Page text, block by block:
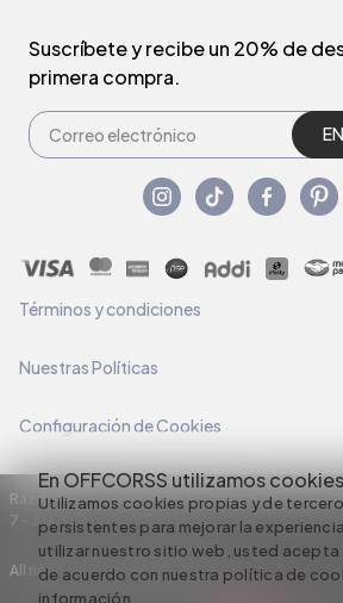
En OFFCORSS utilizamos cookies
Utilizamos cookies propias y de
persistentes para mejorar la
utilizar nuestro sitio web, usted
de acuerdo con nuestra política de
información
Suscríbete y recibe un 20% de
primera compra.
Términos y condiciones
Nuestras Políticas
Configuración de Cookies
Razón Social: C.I HERMECO S.A. NIT:
7 – 35
All rights reserved empowered by